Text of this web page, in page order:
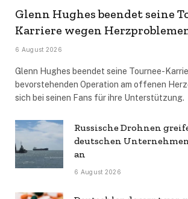
Glenn Hughes beendet seine
Karriere wegen
6 August 2026
Glenn Hughes beendet seine Tournee-
bevorstehenden Operation am offenen
sich bei seinen Fans für ihre Unterstützung.
Russische Drohnen
deutschen
an
6 August 2026